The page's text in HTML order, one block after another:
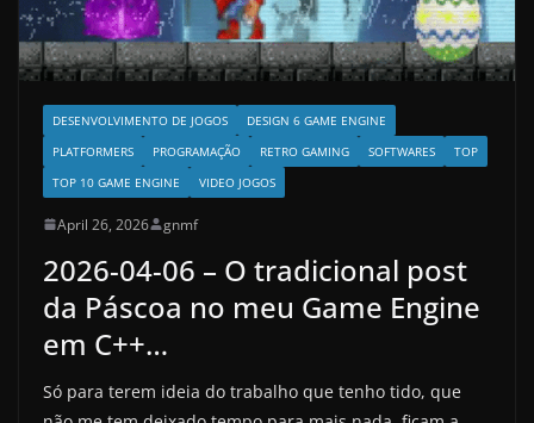
DESENVOLVIMENTO DE JOGOS
DESIGN 6 GAME ENGINE
PLATFORMERS
PROGRAMAÇÃO RETRO GAMING SOFTWARES
TOP
TOP 10 GAME ENGINE
VIDEO JOGOS
April 26, 2026 gnmf
2026-04-06 – O tradicional post
da Páscoa no meu Game Engine
em C++…
Só para terem ideia do trabalho que tenho tido, que